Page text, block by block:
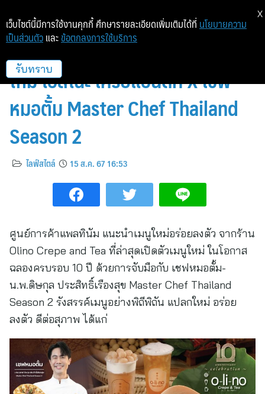
ศูนย์การค้าแพลทินัม ชวนชิมเมนู
ใหม่ โอลิโนะ เครปแอนด์ที X เชฟ
หมอตั้ม Master Chef Thailand
Season 2
ไลฟ์สไตล์ 15 ส.ค. 67 16:53
ศูนย์การค้าแพลทินัม แนะนำเมนูใหม่อร่อยลงตัว จากร้าน
Olino Crepe and Tea ที่ล่าสุดเปิดตัวเมนูใหม่ ในโอกาส
ฉลองครบรอบ 10 ปี ด้วยการจับมือกับ เชฟหมอตั้ม-
น.พ.ดิษกุล ประสิทธิ์เรืองสุข Master Chef Thailand
Season 2 รังสรรค์เมนูอย่างพิถีพิถัน แปลกใหม่ อร่อย
ลงตัว ดีต่อสุภาพ ได้แก่
เว็บไซต์นี้มีการใช้งานคุกกี้ ศึกษารายละเอียดเพิ่มเติมได้ที่ นโยบายความ
เป็นส่วนตัว และ ข้อตกลงการใช้บริการ
รับทราบ
X